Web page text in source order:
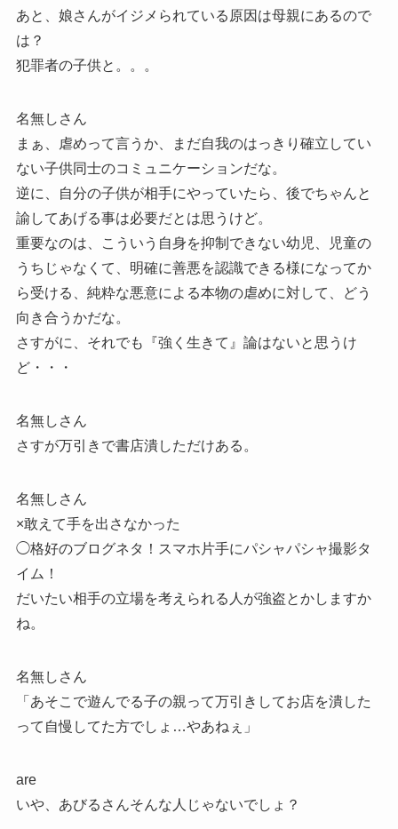
あと、娘さんがイジメられている原因は母親にあるので
は？
犯罪者の子供と。。。
名無しさん
まぁ、虐めって言うか、まだ自我のはっきり確立してい
ない子供同士のコミュニケーションだな。
逆に、自分の子供が相手にやっていたら、後でちゃんと
諭してあげる事は必要だとは思うけど。
重要なのは、こういう自身を抑制できない幼児、児童の
うちじゃなくて、明確に善悪を認識できる様になってか
ら受ける、純粋な悪意による本物の虐めに対して、どう
向き合うかだな。
さすがに、それでも『強く生きて』論はないと思うけ
ど・・・
名無しさん
さすが万引きで書店潰しただけある。
名無しさん
×敢えて手を出さなかった
◯格好のブログネタ！スマホ片手にパシャパシャ撮影タ
イム！
だいたい相手の立場を考えられる人が強盗とかしますか
ね。
名無しさん
「あそこで遊んでる子の親って万引きしてお店を潰した
って自慢してた方でしょ…やあねぇ」
are
いや、あびるさんそんな人じゃないでしょ？